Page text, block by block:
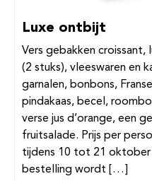
Luxe ontbijt
Vers gebakken croissant,
(2 stuks), vleeswaren en
garnalen, bonbons,
pindakaas, becel,
verse jus d’orange, een
fruitsalade. Prijs per
tijdens 10 tot 21
bestelling wordt […]